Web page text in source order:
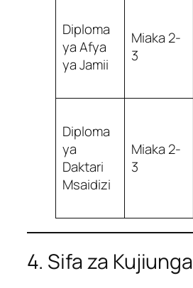
Diploma
ya Afya
ya Jamii
Miaka 2-
3
Diploma
ya
Daktari
Msaidizi
Miaka 2-
3
4. Sifa za Kujiunga